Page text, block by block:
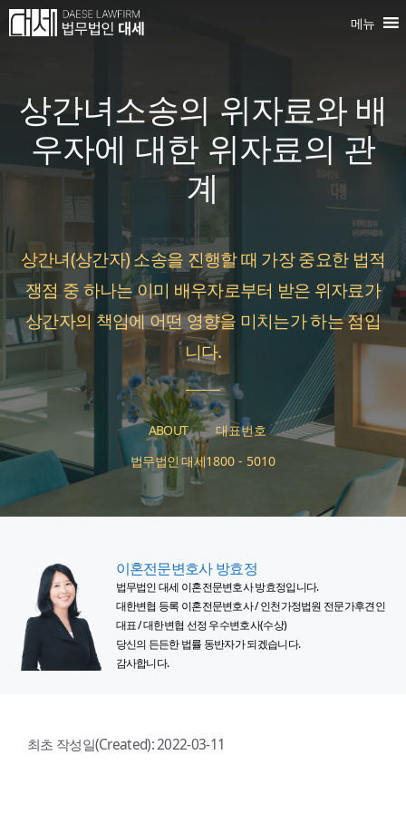
컨
너
기
메뉴
상간녀소송의 위자료와 배
우자에 대한 위자료의 관
계
상간녀(상간자) 소송을 진행할 때 가장 중요한 법적
쟁점 중 하나는 이미 배우자로부터 받은 위자료가
상간자의 책임에 어떤 영향을 미치는가 하는 점입
니다.
ABOUT
법무법인 대세
대표번호
1800 - 5010
이혼전문변호사 방효정
법무법인 대세 이혼전문변호사 방효정입니다.
대한변협 등록 이혼전문변호사 / 인천가정법원 전문가후견인
대표 / 대한변협 선정 우수변호사(수상)
당신의 든든한 법률 동반자가 되겠습니다.
감사합니다.
최초 작성일(Created):2022-03-11